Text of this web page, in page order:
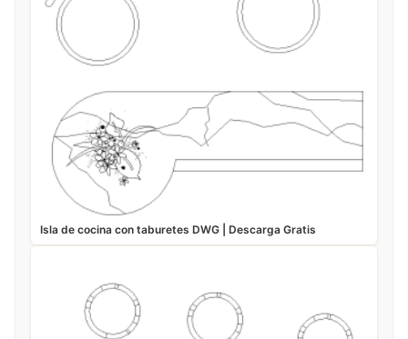
Isla de cocina con taburetes DWG | Descarga Gratis